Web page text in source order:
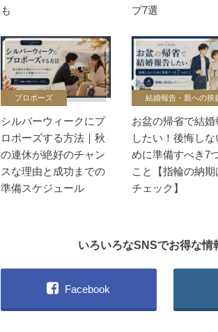
も
プ7選
プロポーズ
シルバーウィークにプ
ロポーズする方法｜秋
の連休が絶好のチャン
スな理由と成功までの
準備スケジュール
結婚報告・親への挨
お盆の帰省で結婚
したい！後悔しな
めに準備すべき7
こと【指輪の納期
チェック】
いろいろなSNSでお得な
Facebook